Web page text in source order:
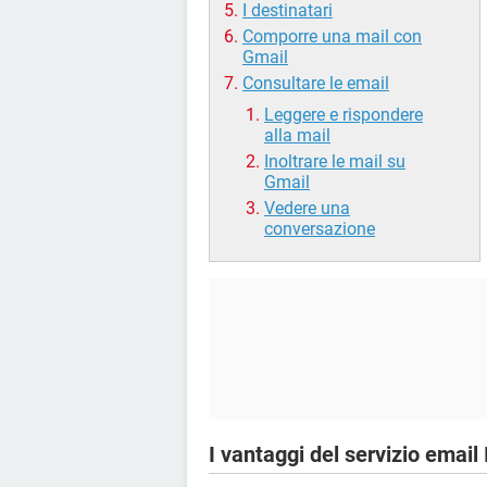
I destinatari
Comporre una mail con
Gmail
Consultare le email
Leggere e rispondere
alla mail
Inoltrare le mail su
Gmail
Vedere una
conversazione
I vantaggi del servizio email